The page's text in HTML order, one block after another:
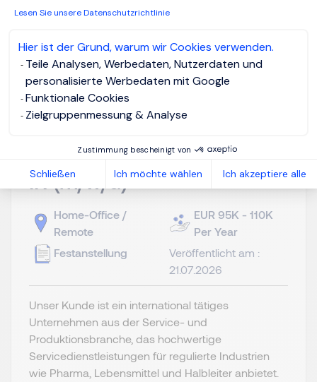
Lesen Sie unsere Datenschutzrichtlinie
Hier ist der Grund, warum wir Cookies verwenden.
Teile Analysen, Werbedaten, Nutzerdaten und
personalisierte Werbedaten mit Google
Funktionale Cookies
Zielgruppenmessung & Analyse
Zustimmung bescheinigt von
Schließen Ich möchte wählen Ich akzeptiere alle
Job anzeigen und bewerben
HR Manager DACH &
IR (m/w/d)
Home-Office /
Remote
Festanstellung
EUR 95K - 110K
Per Year
Veröffentlicht am :
21.07.2026
Unser Kunde ist ein international tätiges
Unternehmen aus der Service- und
Produktionsbranche, das hochwertige
Servicedienstleistungen für regulierte Industrien
wie Pharma, Lebensmittel und Halbleiter anbietet.